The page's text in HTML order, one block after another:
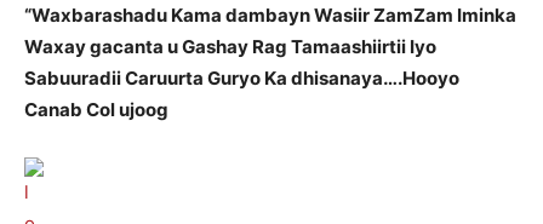
“Waxbarashadu Kama dambayn Wasiir ZamZam Iminka
Waxay gacanta u Gashay Rag Tamaashiirtii Iyo
Sabuuradii Caruurta Guryo Ka dhisanaya….Hooyo
Canab Col ujoog